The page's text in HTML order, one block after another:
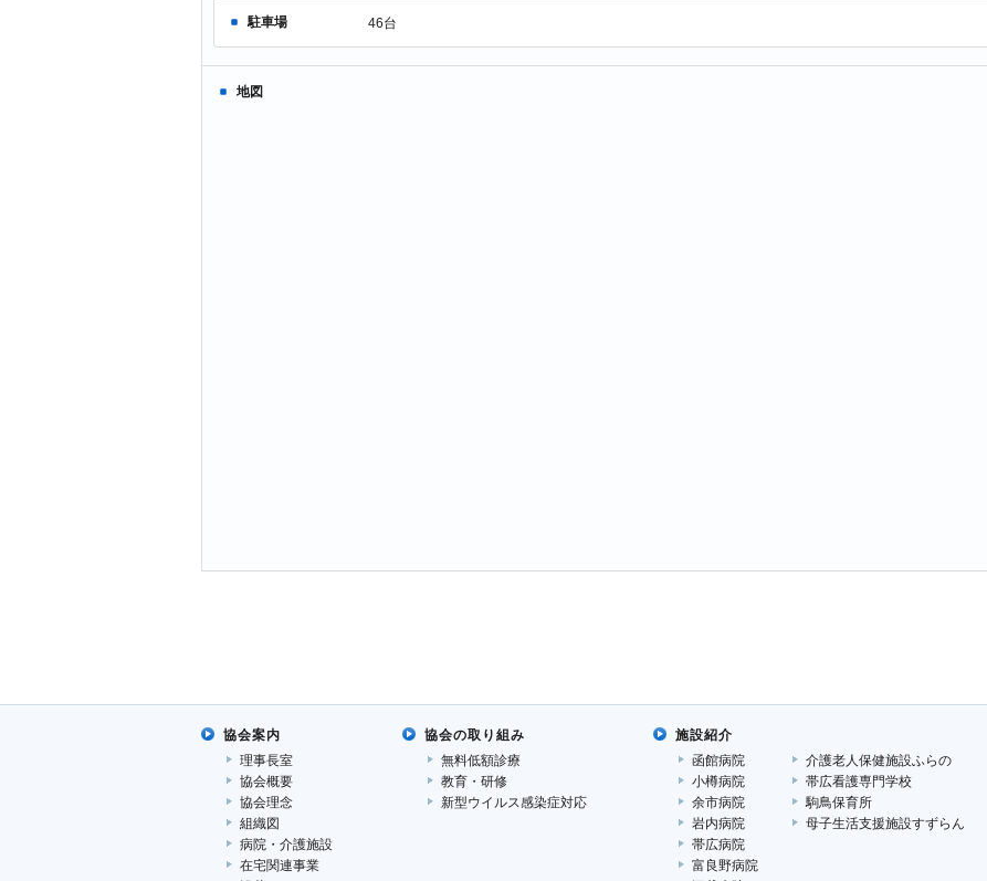
駐車場 46台
地図
協会案内
理事長室
協会概要
協会理念
組織図
病院・介護施設
在宅関連事業
協会の取り組み
無料低額診療
教育・研修
新型ウイルス感染症対応
施設紹介
函館病院
小樽病院
余市病院
岩内病院
帯広病院
富良野病院
介護老人保健施設ふらの
帯広看護専門学校
駒鳥保育所
母子生活支援施設すずらん